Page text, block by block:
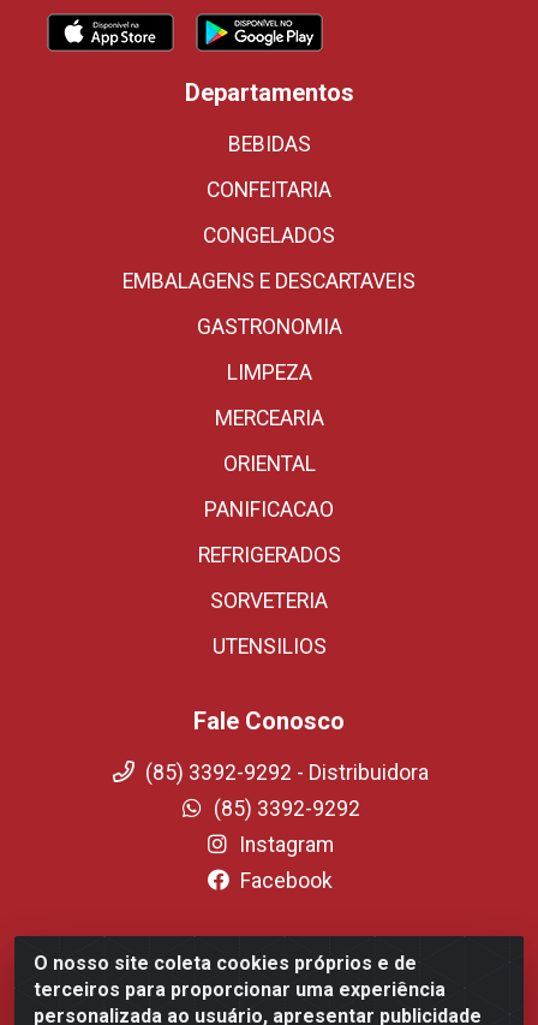
O nosso site coleta cookies próprios e de
terceiros para proporcionar uma experiência
personalizada ao usuário, apresentar publicidade
Departamentos
BEBIDAS
CONFEITARIA
CONGELADOS
EMBALAGENS E DESCARTAVEIS
GASTRONOMIA
LIMPEZA
MERCEARIA
ORIENTAL
PANIFICACAO
REFRIGERADOS
SORVETERIA
UTENSILIOS
Fale Conosco
(85) 3392-9292 - Distribuidora
(85) 3392-9292
Instagram
Facebook
Fortali Distribuidora de Alimentos LTDA - Avenida
Tomaz Coelho, 1268 - Messejana, Fortaleza/CE - CEP